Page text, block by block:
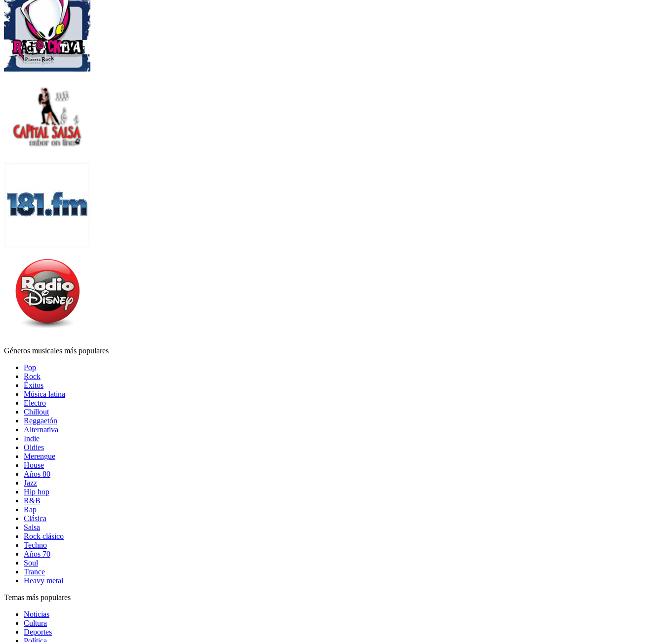
Géneros musicales más populares
Pop
Rock
Éxitos
Música latina
Electro
Chillout
Reggaetón
Alternativa
Indie
Oldies
Merengue
House
Años 80
Jazz
Hip hop
R&B
Rap
Clásica
Salsa
Rock clásico
Techno
Años 70
Soul
Trance
Heavy metal
Temas más populares
Noticias
Cultura
Deportes